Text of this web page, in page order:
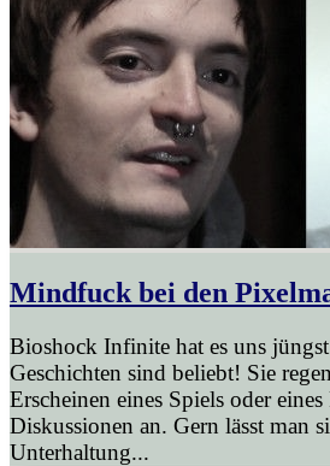
Mindfuck bei den
Bioshock Infinite hat es uns
Geschichten sind beliebt! Sie
Erscheinen eines Spiels oder
Diskussionen an. Gern lässt man
Unterhaltung...